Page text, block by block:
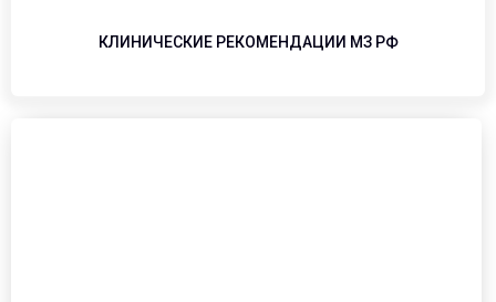
КЛИНИЧЕСКИЕ РЕКОМЕНДАЦИИ МЗ РФ